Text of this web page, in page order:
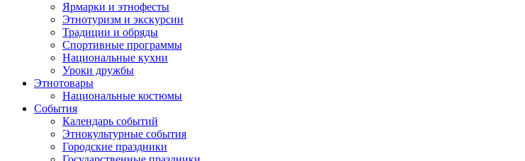
Ярмарки и этнофесты
Этнотуризм и экскурсии
Традиции и обряды
Спортивные программы
Национальные кухни
Уроки дружбы
Этнотовары
Национальные костюмы
События
Календарь событий
Этнокультурные события
Городские праздники